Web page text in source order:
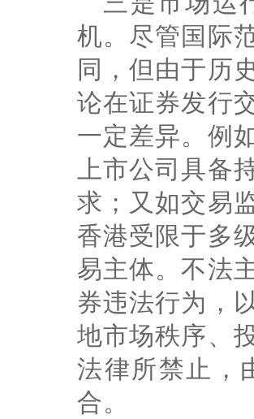
机。尽管国际
同，但由于历
论在证券发行
一定差异。例
上市公司具备
求；又如交易
香港受限于多
易主体。不法
券违法行为，
地市场秩序、
法律所禁止，
合。